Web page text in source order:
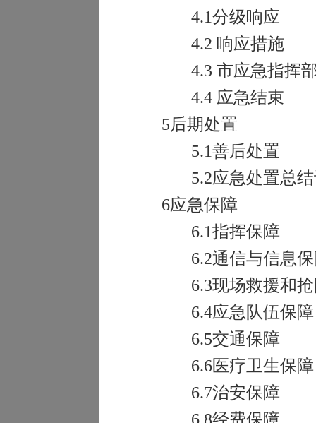
4.1分级响应
4.2 响应措施
4.3市应急指挥
4.4 应急结束
5后期处置
5.1善后处置
5.2应急处置总
6应急保障
6.1指挥保障
6.2通信与信息
6.3现场救援和
6.4应急队伍保障
6.5交通保障
6.6医疗卫生保障
6.7治安保障
6.8经费保障